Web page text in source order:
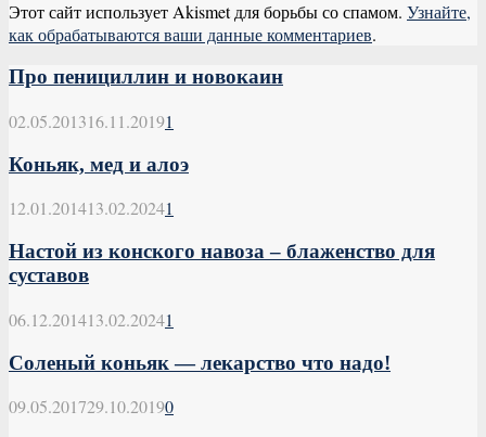
Этот сайт использует Akismet для борьбы со спамом. Узнайте,
как обрабатываются ваши данные комментариев.
Про пенициллин и новокаин
02.05.201316.11.20191
Коньяк, мед и алоэ
12.01.201413.02.20241
Настой из конского навоза – блаженство для
суставов
06.12.201413.02.20241
Соленый коньяк — лекарство что надо!
09.05.201729.10.20190